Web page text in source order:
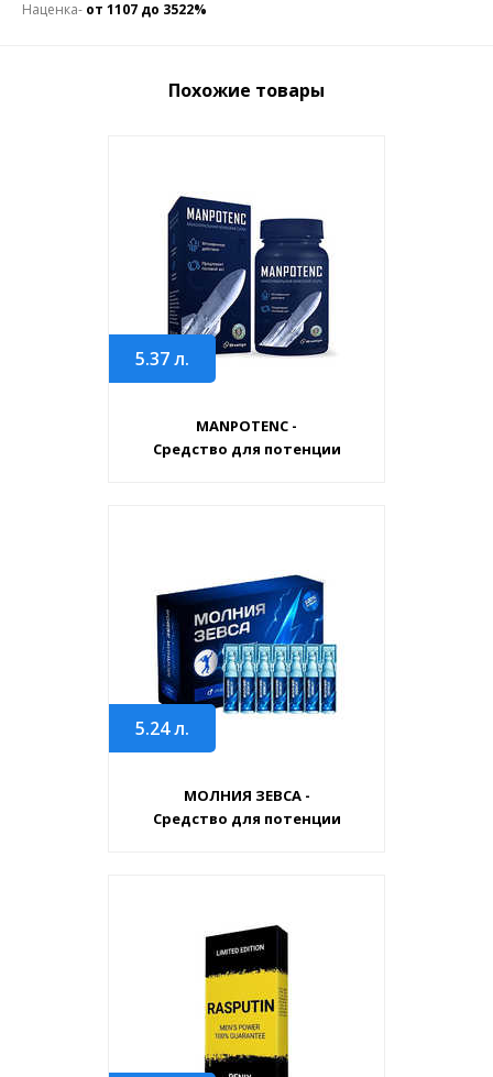
Наценка- от 1107 до 3522%
Похожие товары
5.37л.
MANPOTENC -
Средство для потенции
5.24л.
МОЛНИЯ ЗЕВСА -
Средство для потенции